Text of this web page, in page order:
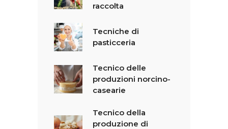
raccolta
Tecniche di
pasticceria
Tecnico delle
produzioni norcino-
casearie
Tecnico della
produzione di